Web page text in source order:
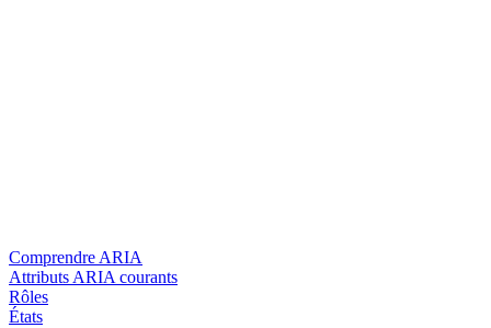
Comprendre ARIA
Attributs ARIA courants
Rôles
États